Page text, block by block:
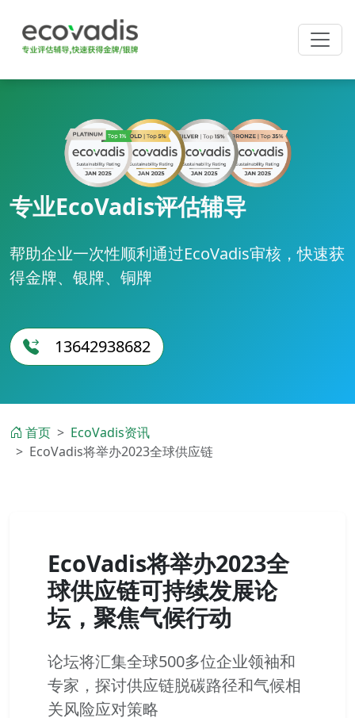
专业EcoVadis评估辅导
帮助企业一次性顺利通过EcoVadis审核，快速获
得金牌、银牌、铜牌
13642938682
首页
EcoVadis资讯
EcoVadis将举办2023全球供应链
EcoVadis将举办2023全
球供应链可持续发展论
坛，聚焦气候行动
论坛将汇集全球500多位企业领袖和
专家，探讨供应链脱碳路径和气候相
关风险应对策略